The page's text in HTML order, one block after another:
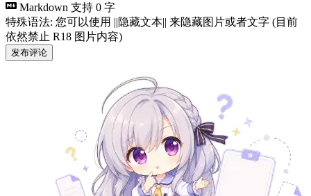
Markdown 支持 0 字
特殊语法: 您可以使用 ||隐藏文本|| 来隐藏图片或者文字 (目前
依然禁止 R18 图片内容)
发布评论